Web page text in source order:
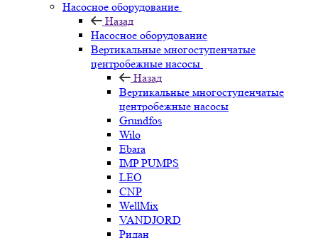
Насосное оборудование
Назад
Насосное оборудование
Вертикальные многоступенчатые
центробежные насосы
Назад
Вертикальные многоступенчатые
центробежные насосы
Grundfos
Wilo
Ebara
IMP PUMPS
LEO
CNP
WellMix
VANDJORD
Ридан